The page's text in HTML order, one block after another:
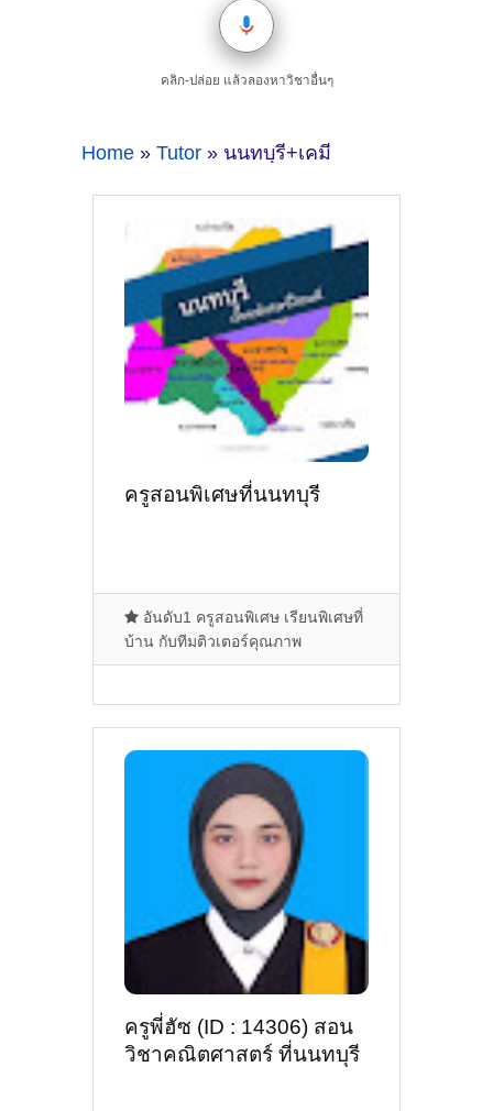
คลิก-ปล่อย แล้วลองหาวิชาอื่นๆ
Home » Tutor » นนทบุรี+เคมี
ครูสอนพิเศษที่นนทบุรี
อันดับ1 ครูสอนพิเศษ เรียนพิเศษที่
บ้าน กับทีมติวเตอร์คุณภาพ
ครูพี่ฮัซ (ID : 14306) สอน
วิชาคณิตศาสตร์ ที่นนทบุรี